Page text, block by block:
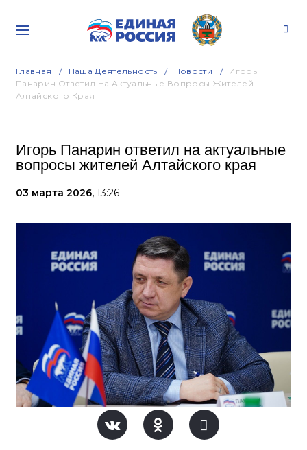
Главная Наша Деятельность Новости
Игорь
Панарин Ответил На Актуальные Вопросы Жителей
Алтайского Края
Игорь Панарин ответил на актуальные
вопросы жителей Алтайского края
03 марта 2026, 13:26